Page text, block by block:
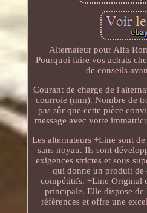
Alternateur pour Alfa
Pourquoi faire vos achats
de conseils
Courant de charge de
courroie (mm). Nombre de
pas sûr que cette pièce
message avec votre
Les alternateurs +Line sont
sans noyau. Ils sont
exigences strictes et sous
qui donne un produit de
compétitifs. +Line Original
principale. Elle dispose de
références et offre une